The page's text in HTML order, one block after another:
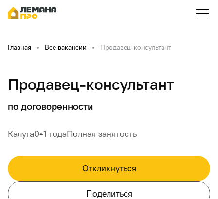
Главная Все вакансии Продавец-консультант
Продавец-консультант
по договоренности
Калуга0-1 годаПолная занятость
Откликнуться
Поделиться